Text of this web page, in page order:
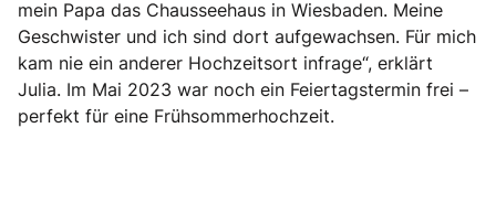
mein Papa das Chausseehaus in Wiesbaden. Meine
Geschwister und ich sind dort aufgewachsen. Für mich
kam nie ein anderer Hochzeitsort infrage“, erklärt
Julia. Im Mai 2023 war noch ein Feiertagstermin frei –
perfekt für eine Frühsommerhochzeit.